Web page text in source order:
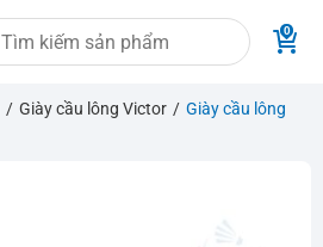
/ Giày cầu lông Victor / Giày cầu lông